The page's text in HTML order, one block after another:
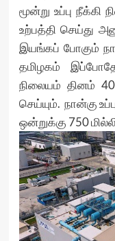
மூன்று உப்பு நீக்கி
உற்பத்தி செய்து
இயங்கப் போகும்
தமிழகம் இப்போதே
நிலையம் தினம்
செய்யும். நான்கு
ஒன்றுக்கு 750